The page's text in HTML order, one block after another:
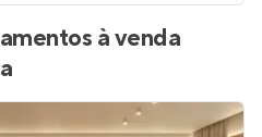
à venda